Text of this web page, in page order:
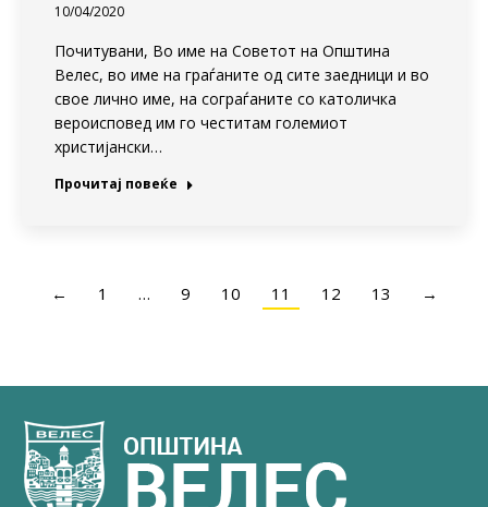
10/04/2020
Почитувани, Во име на Советот на Општина
Велес, во име на граѓаните од сите заедници и во
свое лично име, на сограѓаните со католичка
вероисповед им го честитам големиот
христијански…
Прочитај повеќе
← 1 … 9 10 11 12 13 →